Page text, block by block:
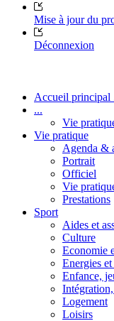
Mise à jour du
Déconnexion
Accueil principal
...
Vie
Vie pratique
Agenda &
Portrait
Officiel
Vie
Prestations
Sport
Aides et
Culture
Economie
Energies et
Enfance,
Logement
Loisirs